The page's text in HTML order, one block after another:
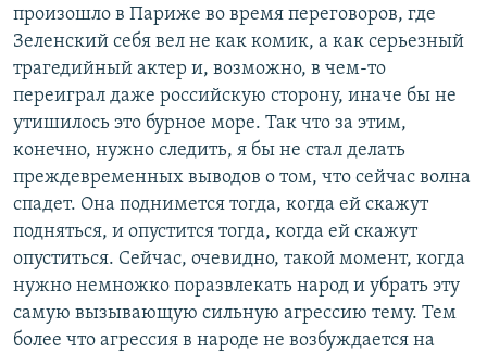
произошло в Париже во время переговоров, где
Зеленский себя вел не как комик, а как серьезный
трагедийный актер и, возможно, в чем-то
переиграл даже российскую сторону, иначе бы не
утишилось это бурное море. Так что за этим,
конечно, нужно следить, я бы не стал делать
преждевременных выводов о том, что сейчас волна
спадет. Она поднимется тогда, когда ей скажут
подняться, и опустится тогда, когда ей скажут
опуститься. Сейчас, очевидно, такой момент, когда
нужно немножко поразвлекать народ и убрать эту
самую вызывающую сильную агрессию тему. Тем
более что агрессия в народе не возбуждается на